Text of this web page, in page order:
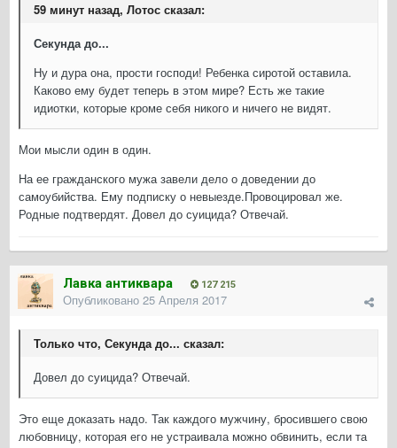
59 минут назад, Лотос сказал:
Секунда до...
Ну и дура она, прости господи! Ребенка сиротой оставила.
Каково ему будет теперь в этом мире? Есть же такие
идиотки, которые кроме себя никого и ничего не видят.
Мои мысли один в один.
На ее гражданского мужа завели дело о доведении до
самоубийства. Ему подписку о невыезде.Провоцировал же.
Родные подтвердят. Довел до суицида? Отвечай.
Лавка антиквара 127 215
Опубликовано 25 Апреля 2017
Только что, Секунда до... сказал:
Довел до суицида? Отвечай.
Это еще доказать надо. Так каждого мужчину, бросившего свою
любовницу, которая его не устраивала можно обвинить, если та